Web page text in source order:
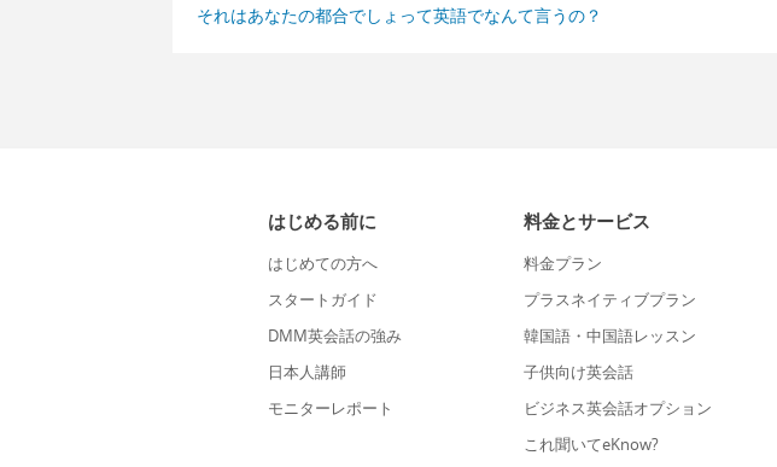
それはあなたの都合でしょって英語でなんて言うの？
はじめる前に
はじめての方へ
スタートガイド
DMM英会話の強み
日本人講師
モニターレポート
料金とサービス
料金プラン
プラスネイティブプラン
韓国語・中国語レッスン
子供向け英会話
ビジネス英会話オプション
これ聞いてeKnow?